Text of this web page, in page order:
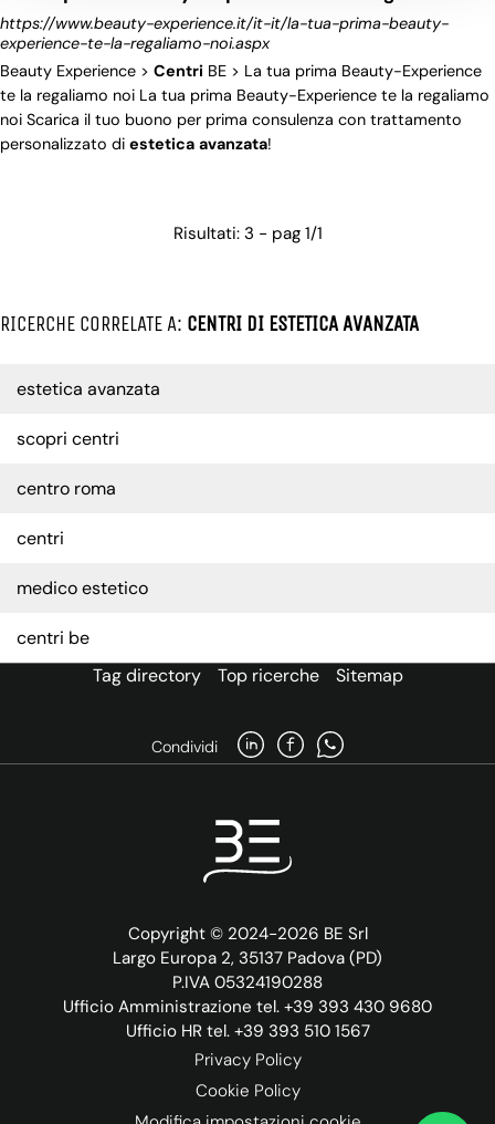
https://www.beauty-experience.it/it-it/la-tua-prima-beauty-
experience-te-la-regaliamo-noi.aspx
Beauty Experience > Centri BE > La tua prima Beauty-Experience
te la regaliamo noi La tua prima Beauty-Experience te la regaliamo
noi Scarica il tuo buono per prima consulenza con trattamento
personalizzato di estetica avanzata!
Risultati: 3 - pag 1/1
RICERCHE CORRELATE A: CENTRI DI ESTETICA AVANZATA
estetica avanzata
scopri centri
centro roma
centri
medico estetico
centri be
Tag directory
Top ricerche Sitemap
Condividi
Copyright © 2024-2026 BE Srl
Largo Europa 2, 35137 Padova (PD)
P.IVA 05324190288
Ufficio Amministrazione tel. +39 393 430 9680
Ufficio HR tel. +39 393 510 1567
Privacy Policy
Cookie Policy